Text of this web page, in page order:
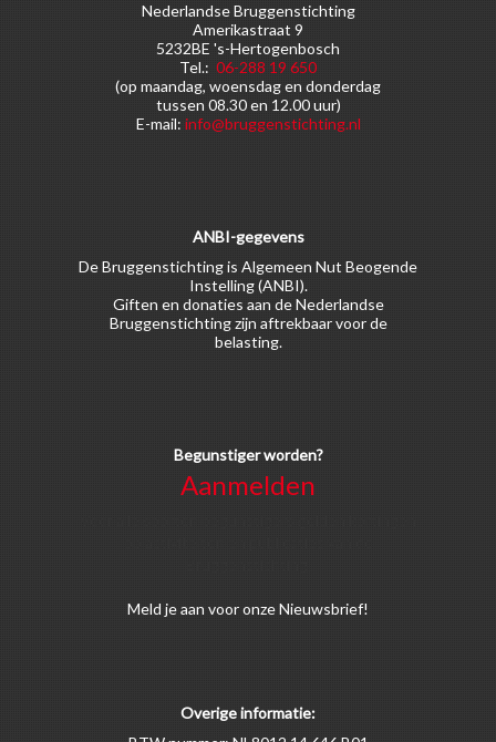
Nederlandse Bruggenstichting
Amerikastraat 9
5232BE 's-Hertogenbosch
Tel.: 06-288 19 650
(op maandag, woensdag en donderdag
tussen 08.30 en 12.00 uur)
E-mail: info@bruggenstichting.nl
ANBI-gegevens
De Bruggenstichting is Algemeen Nut Beogende
Instelling (ANBI).
Giften en donaties aan de Nederlandse
Bruggenstichting zijn aftrekbaar voor de
belasting.
Begunstiger worden?
Aanmelden
Meld je aan voor onze Nieuwsbrief!
Overige informatie: